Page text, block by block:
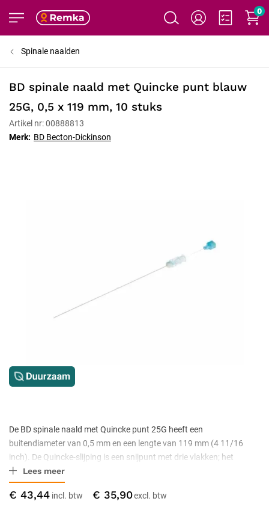
0
Spinale naalden
BD spinale naald met Quincke punt blauw
25G, 0,5 x 119 mm, 10 stuks
Artikel nr: 00888813
Merk: BD Becton-Dickinson
€ 43,44 € 35,90
De BD spinale naald met Quincke punt 25G heeft een
buitendiameter van 0,5 mm en een lengte van 119 mm (4 11/16
inch). De Quincke-slijping is een snijpunt met drie vlakken; het
bijgeleverde stilet sluit het lumen af tijdens het inbrengen. De hub is
blauw gekleurd volgens de BD-kleurcodering voor 25G en scharniert
op een key/slot-aansluiting die de stand van de punt kenbaar
Lees meer